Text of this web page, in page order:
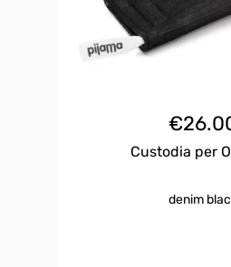
€
Custodia per
denim